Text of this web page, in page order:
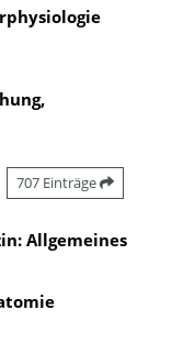
707 Einträge
Allgemeines